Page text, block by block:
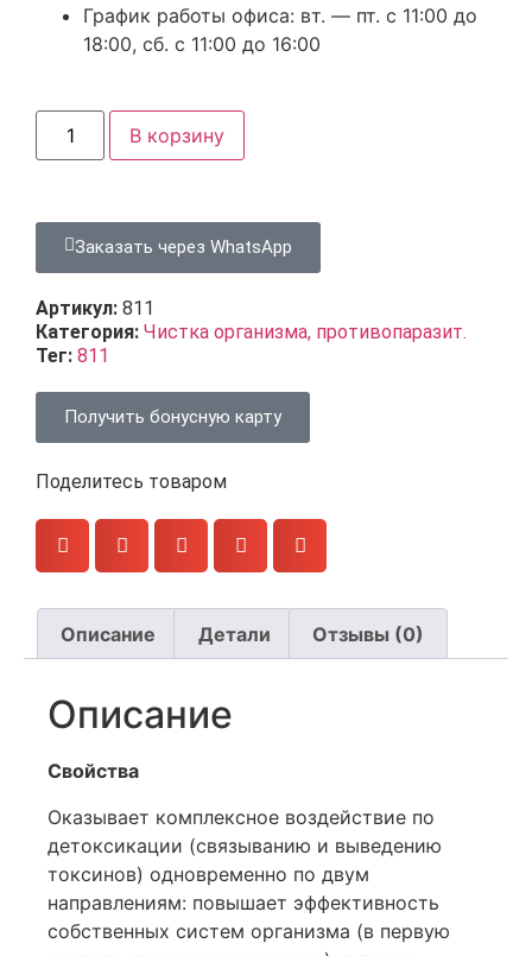
График работы офиса: вт. — пт. с 11:00 до
18:00, сб. с 11:00 до 16:00
В корзину
Заказать через WhatsApp
Артикул: 811
Категория: Чистка организма, противопаразит.
Тег: 811
Получить бонусную карту
Поделитесь товаром
Описание Детали Отзывы (0)
Описание
Свойства
Оказывает комплексное воздействие по
детоксикации (связыванию и выведению
токсинов) одновременно по двум
направлениям: повышает эффективность
собственных систем организма (в первую